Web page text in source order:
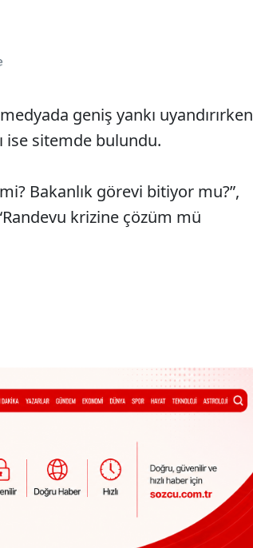
geniş yankı uyandırırken
ise sitemde bulundu.
Bakanlık görevi bitiyor mu?”,
krizine çözüm mü